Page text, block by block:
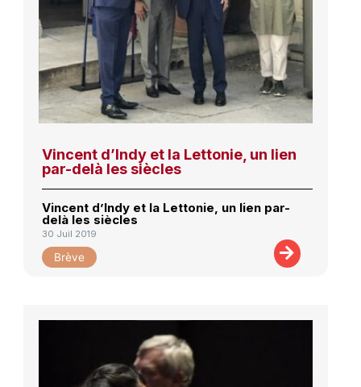
Vincent d’Indy et la Lettonie, un lien
par-delà les siècles
Vincent d’Indy et la Lettonie, un lien par-
delà les siècles
30 Juil 2019
Brève